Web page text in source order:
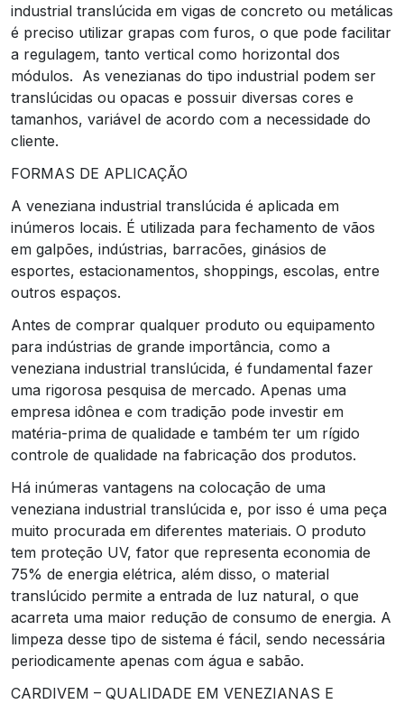
industrial translúcida em vigas de concreto ou metálicas
é preciso utilizar grapas com furos, o que pode facilitar
a regulagem, tanto vertical como horizontal dos
módulos. As venezianas do tipo industrial podem ser
translúcidas ou opacas e possuir diversas cores e
tamanhos, variável de acordo com a necessidade do
cliente.
FORMAS DE APLICAÇÃO
A veneziana industrial translúcida é aplicada em
inúmeros locais. É utilizada para fechamento de vãos
em galpões, indústrias, barracões, ginásios de
esportes, estacionamentos, shoppings, escolas, entre
outros espaços.
Antes de comprar qualquer produto ou equipamento
para indústrias de grande importância, como a
veneziana industrial translúcida, é fundamental fazer
uma rigorosa pesquisa de mercado. Apenas uma
empresa idônea e com tradição pode investir em
matéria-prima de qualidade e também ter um rígido
controle de qualidade na fabricação dos produtos.
Há inúmeras vantagens na colocação de uma
veneziana industrial translúcida e, por isso é uma peça
muito procurada em diferentes materiais. O produto
tem proteção UV, fator que representa economia de
75% de energia elétrica, além disso, o material
translúcido permite a entrada de luz natural, o que
acarreta uma maior redução de consumo de energia. A
limpeza desse tipo de sistema é fácil, sendo necessária
periodicamente apenas com água e sabão.
CARDIVEM – QUALIDADE EM VENEZIANAS E